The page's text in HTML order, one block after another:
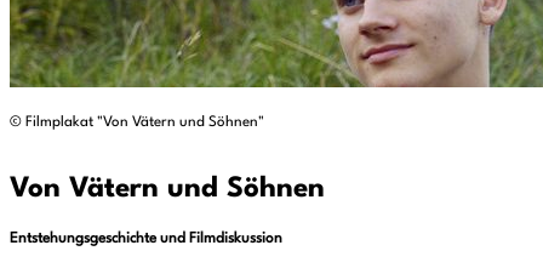
© Filmplakat "Von Vätern und Söhnen"
Von Vätern und Söhnen
Entstehungsgeschichte und Filmdiskussion